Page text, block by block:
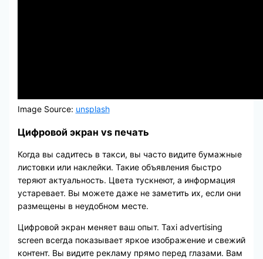
Image Source: unsplash
Цифровой экран vs печать
Когда вы садитесь в такси, вы часто видите бумажные
листовки или наклейки. Такие объявления быстро
теряют актуальность. Цвета тускнеют, а информация
устаревает. Вы можете даже не заметить их, если они
размещены в неудобном месте.
Цифровой экран меняет ваш опыт. Taxi advertising
screen всегда показывает яркое изображение и свежий
контент. Вы видите рекламу прямо перед глазами. Вам